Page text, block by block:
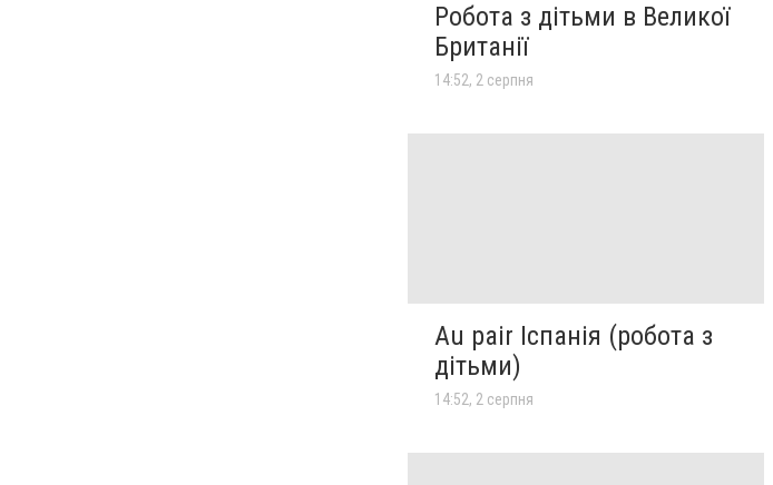
Робота з дітьми в Великої
Британії
14:52, 2 серпня
Au pair Іспанія (робота з
дітьми)
14:52, 2 серпня